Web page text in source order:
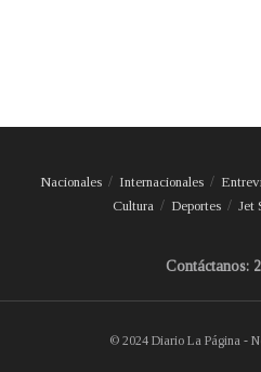
Nacionales Internacionales
Cultura
Deportes Jet
Contáctanos:
© 2024 Diario La Página -